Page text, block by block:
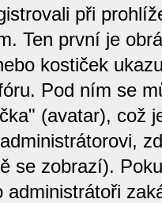
při
Ten první je
kostiček
Pod ním se
(avatar), což
se zobrazí).
administrátoři